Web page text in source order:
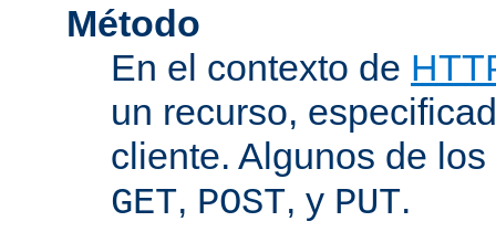
Método
En el contexto de
un recurso,
cliente. Algunos de
GET, POST, y PUT.